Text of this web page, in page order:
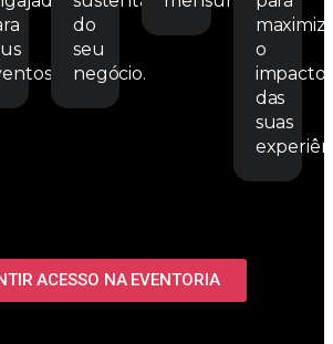
do
seu
negócio.
o
impacto
das
suas
ACESSO NA EVENTORIA